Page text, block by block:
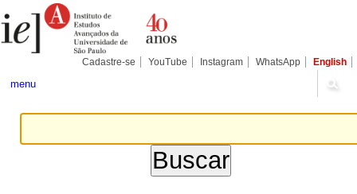
para
conteúdo.
Pessoais
Cadastre-se YouTube Instagram WhatsApp English
menu